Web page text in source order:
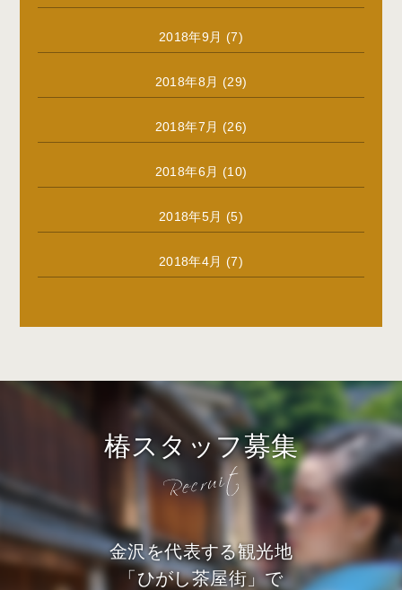
2018年9月 (7)
2018年8月 (29)
2018年7月 (26)
2018年6月 (10)
2018年5月 (5)
2018年4月 (7)
椿スタッフ募集
金沢を代表する観光地
「ひがし茶屋街」で